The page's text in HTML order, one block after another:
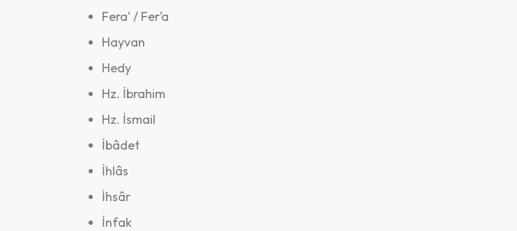
Fera’ / Fer’a
Hayvan
Hedy
Hz. İbrahim
Hz. İsmail
İbâdet
İhlâs
İhsâr
İnfak